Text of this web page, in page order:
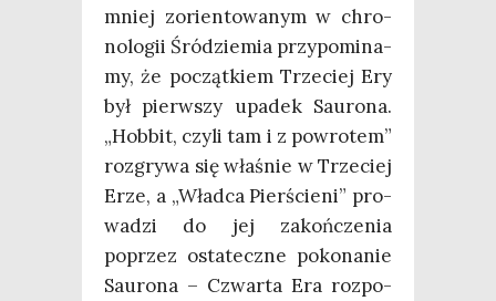
mniej zorien­to­wa­nym w chro­
no­lo­gii Śród­zie­mia przy­po­mi­na­
my, że począt­kiem Trze­ciej Ery
był pierw­szy upa­dek Sau­ro­na.
„Hob­bit, czy­li tam i z powro­tem”
roz­gry­wa się wła­śnie w Trze­ciej
Erze, a „Wład­ca Pier­ście­ni” pro­
wa­dzi do jej zakoń­cze­nia
poprzez osta­tecz­ne poko­na­nie
Sau­ro­na – Czwar­ta Era roz­po­